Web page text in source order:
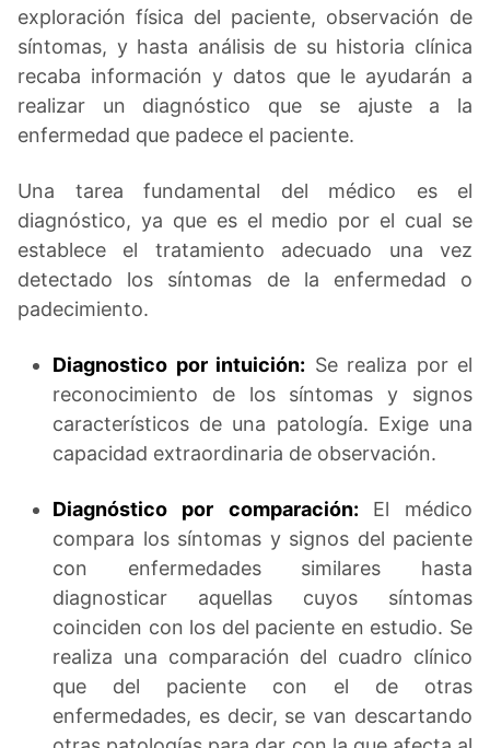
exploración física del paciente, observación de
síntomas, y hasta análisis de su historia clínica
recaba información y datos que le ayudarán a
realizar un diagnóstico que se ajuste a la
enfermedad que padece el paciente.
Una tarea fundamental del médico es el
diagnóstico, ya que es el medio por el cual se
establece el tratamiento adecuado una vez
detectado los síntomas de la enfermedad o
padecimiento.
Diagnostico por intuición: Se realiza por el
reconocimiento de los síntomas y signos
característicos de una patología. Exige una
capacidad extraordinaria de observación.
Diagnóstico por comparación: El médico
compara los síntomas y signos del paciente
con enfermedades similares hasta
diagnosticar aquellas cuyos síntomas
coinciden con los del paciente en estudio. Se
realiza una comparación del cuadro clínico
que del paciente con el de otras
enfermedades, es decir, se van descartando